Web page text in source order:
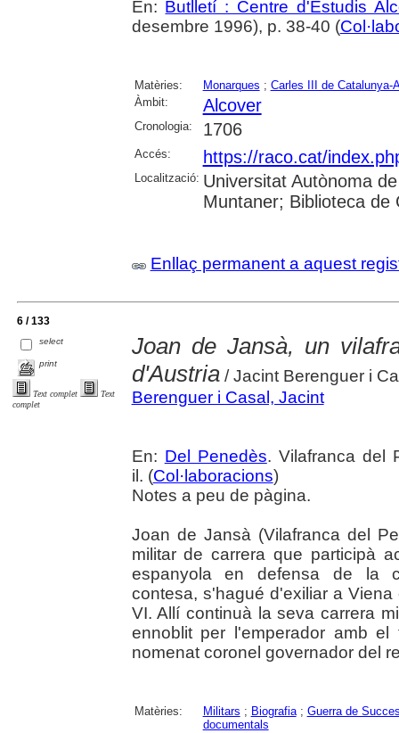
En: Butlletí : Centre d'Estudis
desembre 1996), p. 38-40 (
Matèries: Monarques ; Carles III de Catalunya-
Àmbit:
Alcover
Cronologia: 1706
Accés: https://raco.cat/
Localització: Universitat Autònoma
Muntaner; Biblioteca de
Enllaç permanent a aquest
6 / 133
select
print
Text complet
Text
complet
Joan de Jansà, un
d'Austria/ Jacint Berenguer i
Berenguer i Casal, Jacint
En: Del Penedès. Vilafranca del
il. (Col·laboracions)
Notes a peu de pàgina.
Joan de Jansà (Vilafranca del
militar de carrera que participà
espanyola en defensa de la
contesa, s'hagué d'exiliar a
VI. Allí continuà la seva carrera
ennoblit per l'emperador amb
nomenat coronel governador del
Matèries: Militars ; Biografia; Guerra de
documentals